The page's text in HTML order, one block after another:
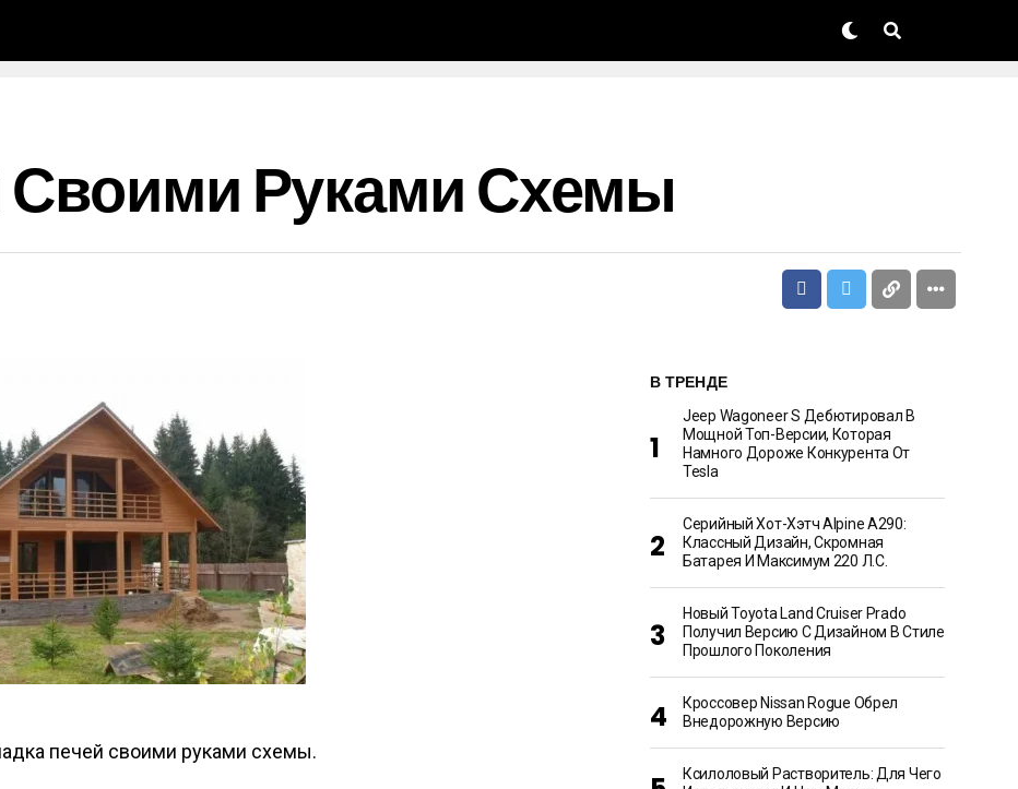
Своими Руками Схемы
печей своими руками схемы.
В ТРЕНДЕ
Jeep Wagoneer S Дебютировал В
Мощной Топ-Версии, Которая
Намного Дороже Конкурента От
Tesla
Серийный Хот-Хэтч Alpine A290:
Классный Дизайн, Скромная
Батарея И Максимум 220 Л.с.
Новый Toyota Land Cruiser Prado
Получил Версию С Дизайном В Стиле
Прошлого Поколения
Кроссовер Nissan Rogue Обрел
Внедорожную Версию
Ксилоловый Растворитель: Для Чего